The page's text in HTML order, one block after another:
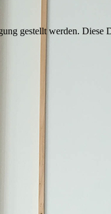
gestellt werden. Diese